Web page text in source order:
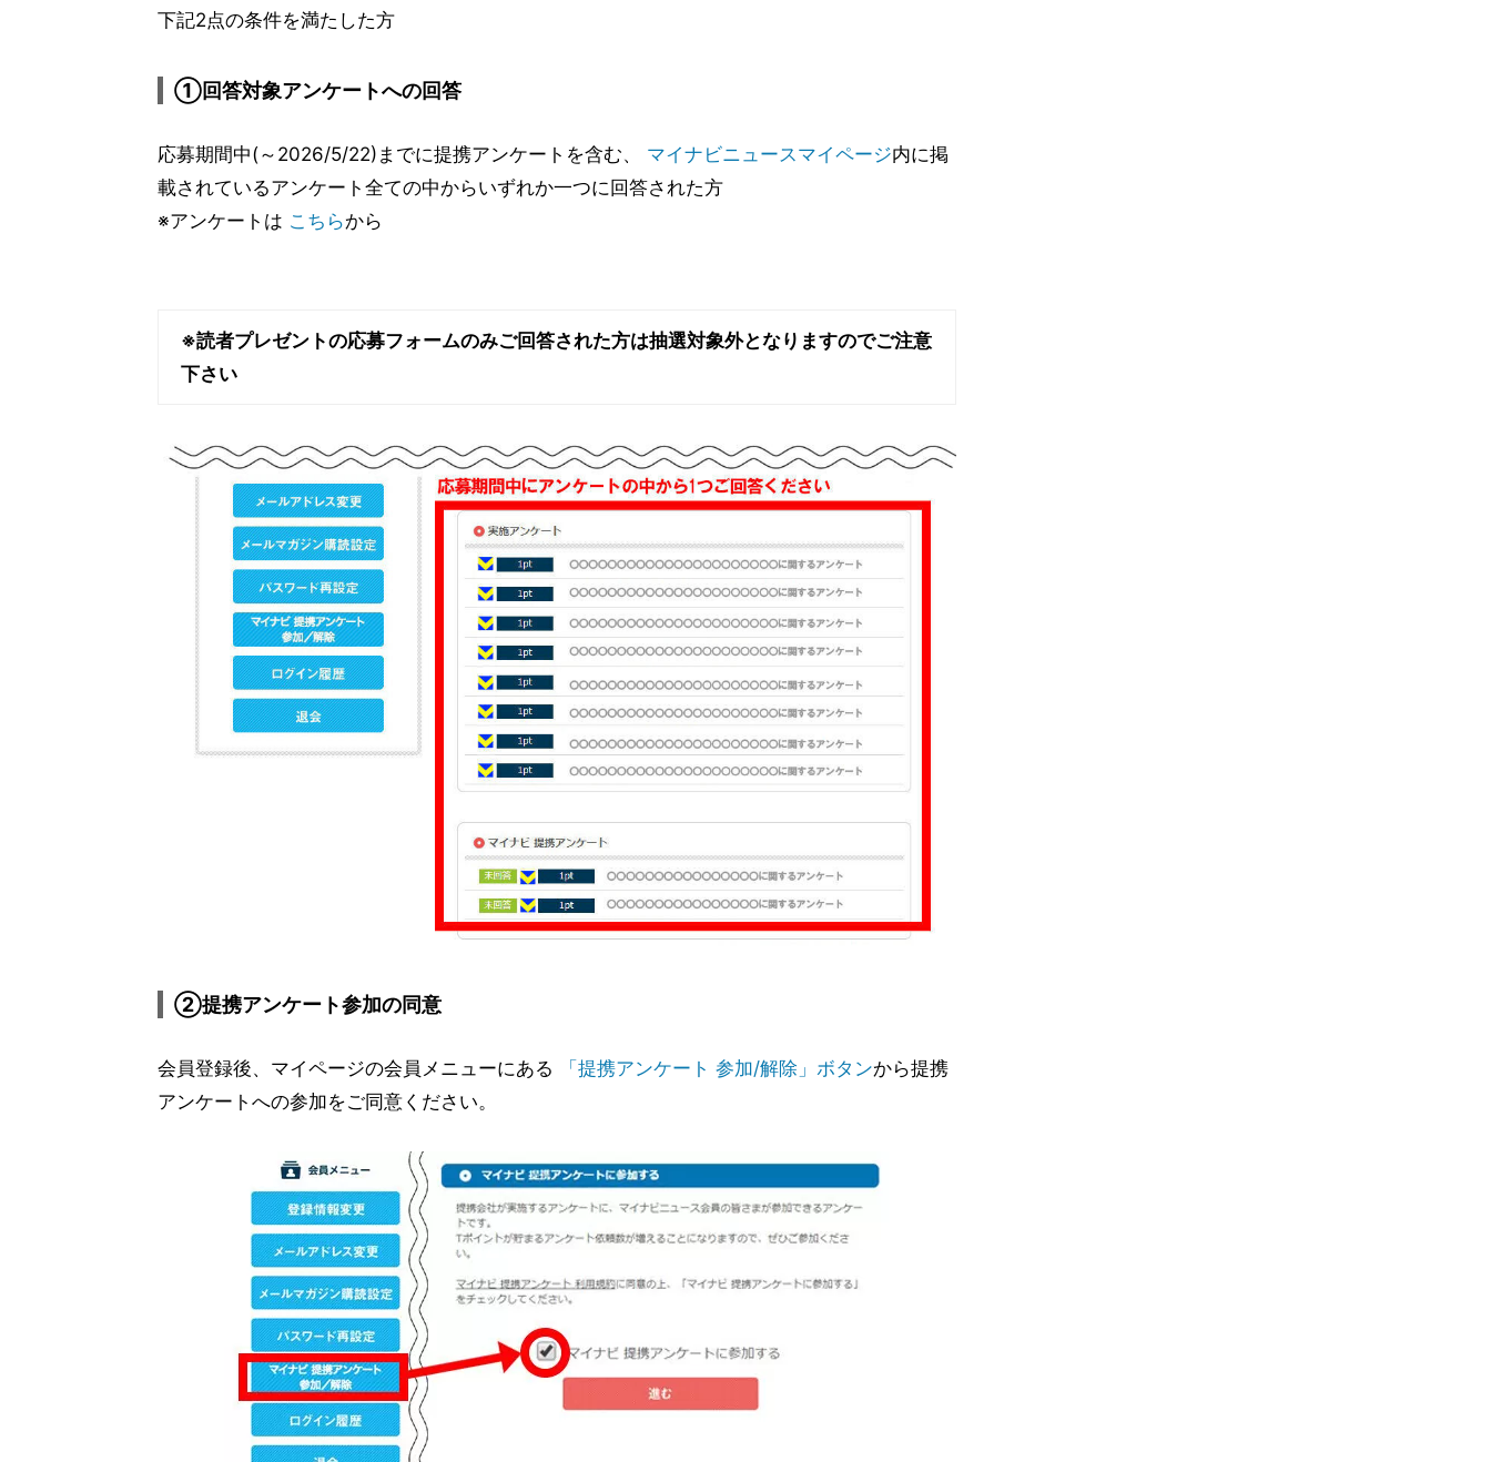
下記2点の条件を満たした方
①回答対象アンケートへの回答
応募期間中(～2026/5/22)までに提携アンケートを含む、 マイナビニュースマイページ内に掲
載されているアンケート全ての中からいずれか一つに回答された方
※アンケートは こちらから
※読者プレゼントの応募フォームのみご回答された方は抽選対象外となりますのでご注意
下さい
②提携アンケート参加の同意
会員登録後、マイページの会員メニューにある 「提携アンケート 参加/解除」ボタンから提携
アンケートへの参加をご同意ください。